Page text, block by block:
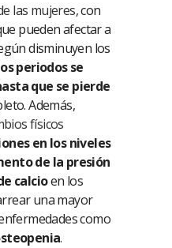
las mujeres, con
pueden afectar a
disminuyen los
periodos se
que se pierde
Además,
físicos
en los niveles
de la presión
calcioen los
una mayor
como
.